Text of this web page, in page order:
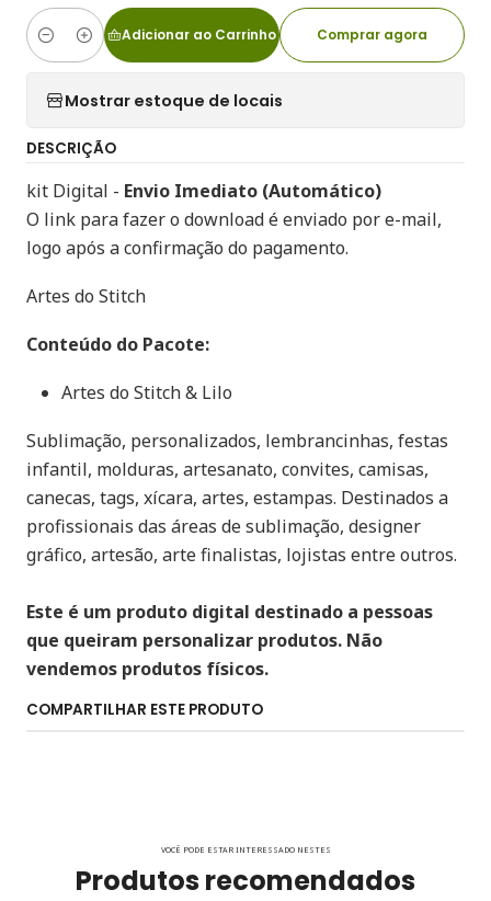
Quantidade
Adicionar ao Carrinho Comprar agora
Mostrar estoque de locais
DESCRIÇÃO
kit Digital - Envio Imediato (Automático)
O link para fazer o download é enviado por e-mail,
logo após a confirmação do pagamento.
Artes do Stitch
Conteúdo do Pacote:
Artes do Stitch & Lilo
Sublimação, personalizados, lembrancinhas, festas
infantil, molduras, artesanato, convites, camisas,
canecas, tags, xícara, artes, estampas. Destinados a
profissionais das áreas de sublimação, designer
gráfico, artesão, arte finalistas, lojistas entre outros.
Este é um produto digital destinado a pessoas
que queiram personalizar produtos. Não
vendemos produtos físicos.
COMPARTILHAR ESTE PRODUTO
VOCÊ PODE ESTAR INTERESSADO NESTES
Produtos recomendados